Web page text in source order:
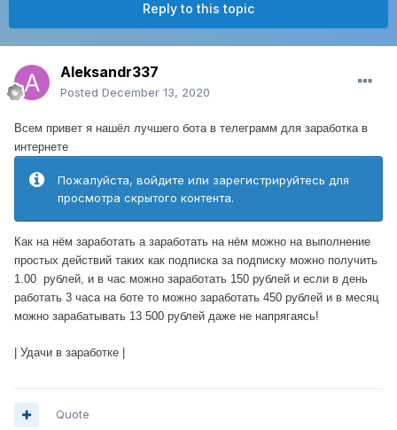
Reply to this topic
Aleksandr337
Posted December 13, 2020
Всем привет я нашёл лучшего бота в телеграмм для заработка в
интернете
Пожалуйста, войдите или зарегистрируйтесь для
просмотра скрытого контента.
Как на нём заработать а заработать на нём можно на выполнение
простых действий таких как подписка за подписку можно получить
1.00 рублей, и в час можно заработать 150 рублей и если в день
работать 3 часа на боте то можно заработать 450 рублей и в месяц
можно зарабатывать 13 500 рублей даже не напрягаясь!
| Удачи в заработке |
Quote